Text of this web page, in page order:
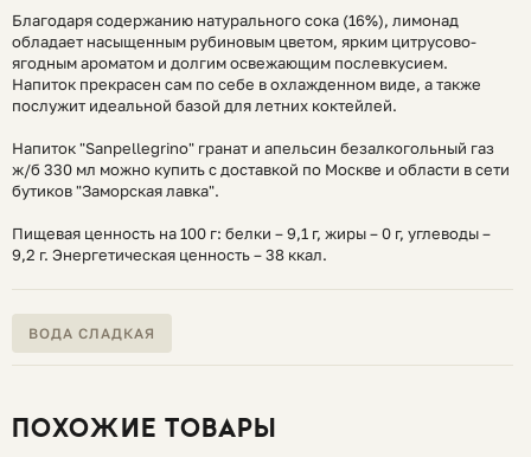
Благодаря содержанию натурального сока (16%), лимонад
обладает насыщенным рубиновым цветом, ярким цитрусово-
ягодным ароматом и долгим освежающим послевкусием.
Напиток прекрасен сам по себе в охлажденном виде, а также
послужит идеальной базой для летних коктейлей.
Напиток "Sanpellegrino" гранат и апельсин безалкогольный газ
ж/б 330 мл можно купить с доставкой по Москве и области в сети
бутиков "Заморская лавка".
Пищевая ценность на 100 г: белки – 9,1 г, жиры – 0 г, углеводы –
9,2 г. Энергетическая ценность – 38 ккал.
ВОДА СЛАДКАЯ
ПОХОЖИЕ ТОВАРЫ